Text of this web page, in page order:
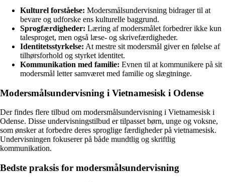
Kulturel forståelse: Modersmålsundervisning bidrager til at
bevare og udforske ens kulturelle baggrund.
Sprogfærdigheder: Læring af modersmålet forbedrer ikke kun
talesproget, men også læse- og skrivefærdigheder.
Identitetsstyrkelse: At mestre sit modersmål giver en følelse af
tilhørsforhold og styrket identitet.
Kommunikation med familie: Evnen til at kommunikere på sit
modersmål letter samværet med familie og slægtninge.
Modersmålsundervisning i Vietnamesisk i Odense
Der findes flere tilbud om modersmålsundervisning i Vietnamesisk i
Odense. Disse undervisningstilbud er tilpasset børn, unge og voksne,
som ønsker at forbedre deres sproglige færdigheder på vietnamesisk.
Undervisningen fokuserer på både mundtlig og skriftlig
kommunikation.
Bedste praksis for modersmålsundervisning